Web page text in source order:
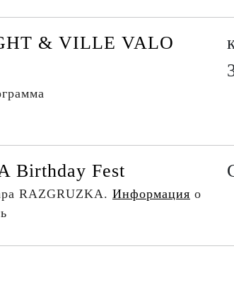
& VILLE VALO
Birthday Fest
RAZGRUZKA. Информация о